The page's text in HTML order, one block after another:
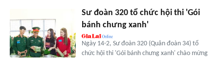
Sư đoàn 320 tổ chức hội thi 'Gói
bánh chưng xanh'
Ngày 14-2, Sư đoàn 320 (Quân đoàn 34) tổ
chức hội thi 'Gói bánh chưng xanh' chào mừng